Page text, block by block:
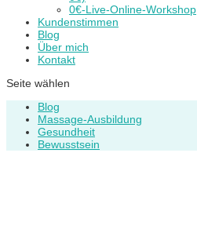
0€-Live-Online-Workshop
Kundenstimmen
Blog
Über mich
Kontakt
Seite wählen
Blog
Massage-Ausbildung
Gesundheit
Bewusstsein